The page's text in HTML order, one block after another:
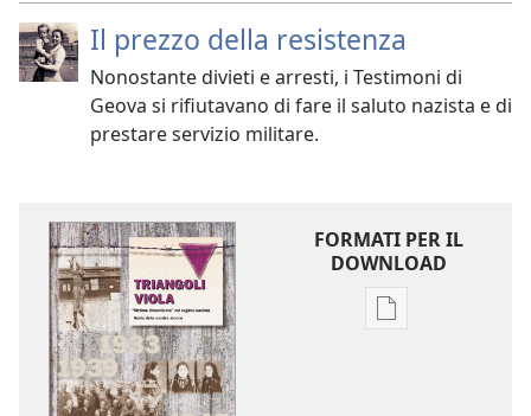
Il prezzo della resistenza
Nonostante divieti e arresti, i Testimoni di
Geova si rifiutavano di fare il saluto nazista e di
prestare servizio militare.
FORMATI PER IL
DOWNLOAD
Opzioni